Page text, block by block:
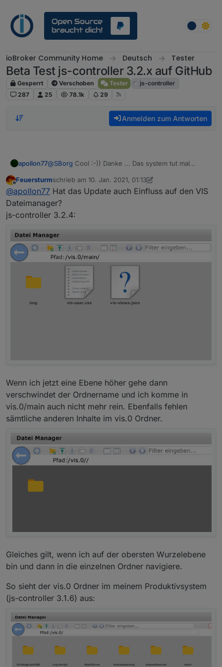
ioBroker Community Home Deutsch Tester
Beta Test js-controller 3.2.x auf GitHub
Gesperrt Verschoben Tester
js-controller
287
25 78.1k 29
Anmelden zum Antworten
apollon77@SBorg Cool :-)) Danke ... Das system tut mal
schnell gecrasht sind :-) Später mal wird das im
Admin angezeigt
Offline
Feuersturmschrieb am 10. Jan. 2021, 01:13
zuletzt editiert von Feuersturm1. Okt. 2021, 02:14
@apollon77 Hat das Update auch Einfluss auf den VIS
Dateimanager?
js-controller 3.2.4:
Wenn ich jetzt eine Ebene höher gehe dann
verschwindet der Ordnername und ich komme in
vis.0/main auch nicht mehr rein. Ebenfalls fehlen
sämtliche anderen Inhalte im vis.0 Ordner.
Gleiches gilt, wenn ich auf der obersten Wurzelebene
bin und dann in die einzelnen Ordner navigiere.
So sieht der vis.0 Ordner im meinem Produktivsystem
(js-controller 3.1.6) aus: